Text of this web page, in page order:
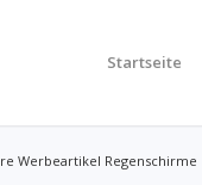
Startseite
Werbeartikel Regenschirme